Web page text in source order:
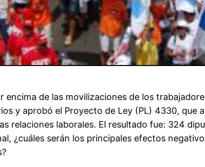
encima de las movilizaciones de los
y aprobó el Proyecto de Ley (PL) 4330, que
relaciones laborales. El resultado fue: 324
¿cuáles serán los principales efectos